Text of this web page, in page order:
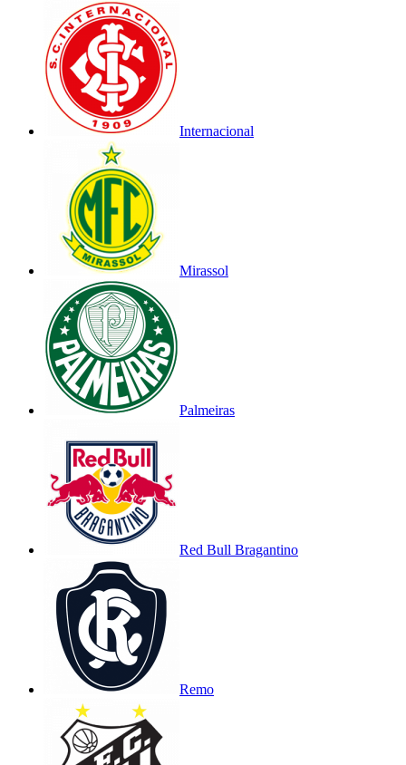
Internacional
Mirassol
Palmeiras
Red Bull Bragantino
Remo